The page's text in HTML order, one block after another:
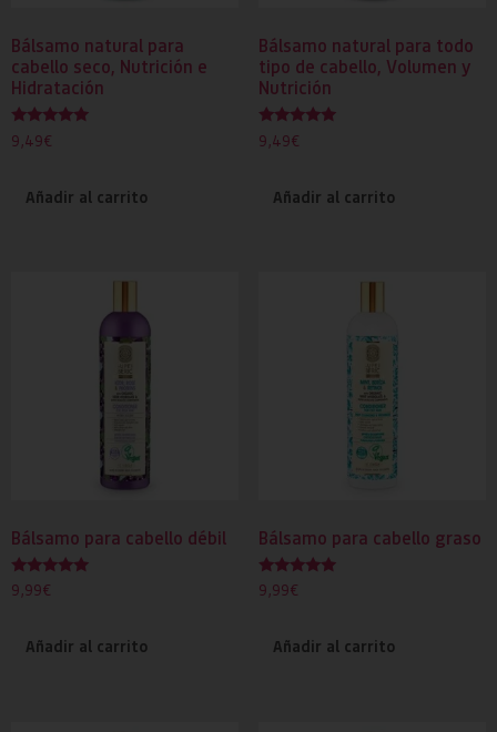
Bálsamo natural para
cabello seco, Nutrición e
Hidratación
Valorado
con
9,49€
Añadir al carrito
Bálsamo natural para todo
tipo de cabello, Volumen y
Nutrición
Valorado
con
9,49€
Añadir al carrito
Bálsamo para cabello débil
Valorado
con
9,99€
Añadir al carrito
Bálsamo para cabello graso
Valorado
con
9,99€
Añadir al carrito